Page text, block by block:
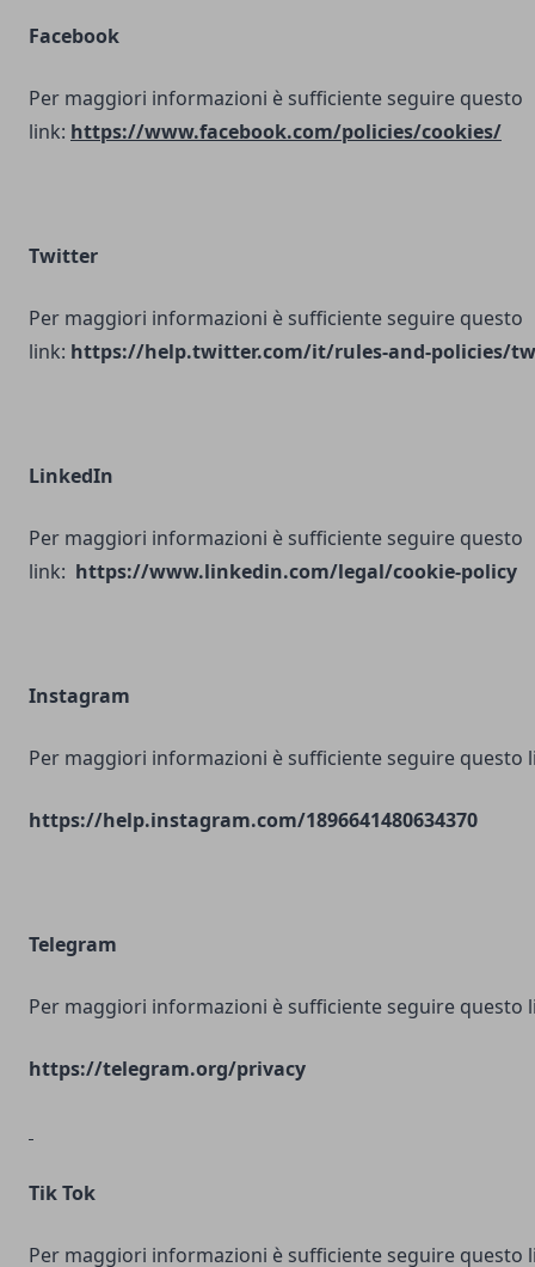
Facebook
Per maggiori informazioni è sufficiente seguire questo
link: https://www.facebook.com/policies/cookies/
Twitter
Per maggiori informazioni è sufficiente seguire questo
link: https://help.twitter.com/it/rules-and-policies/
LinkedIn
Per maggiori informazioni è sufficiente seguire questo
link: https://www.linkedin.com/legal/cookie-policy
Instagram
Per maggiori informazioni è sufficiente seguire questo
https://help.instagram.com/1896641480634370
Telegram
Per maggiori informazioni è sufficiente seguire questo
https://telegram.org/privacy
Tik Tok
Per maggiori informazioni è sufficiente seguire questo